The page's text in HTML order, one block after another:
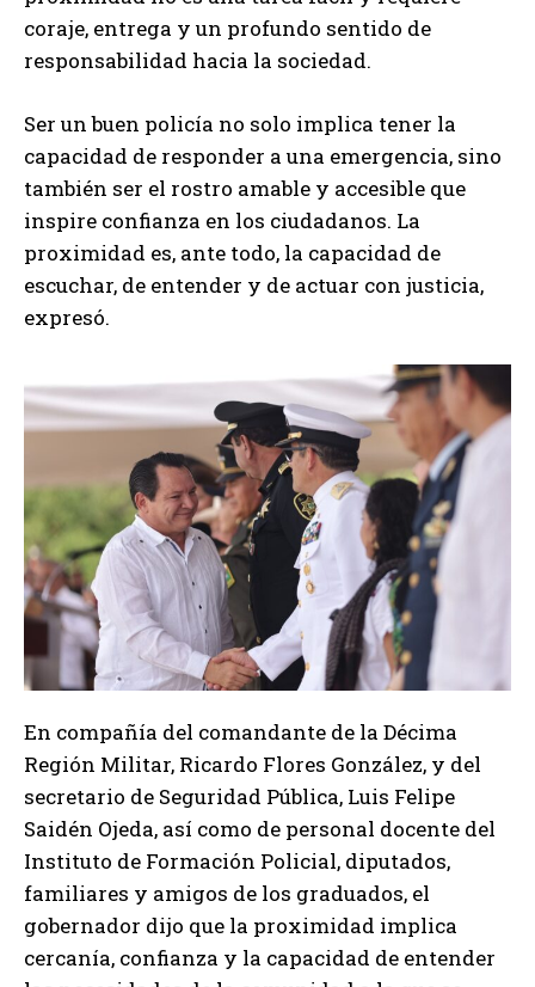
coraje, entrega y un profundo sentido de
responsabilidad hacia la sociedad.
Ser un buen policía no solo implica tener la
capacidad de responder a una emergencia, sino
también ser el rostro amable y accesible que
inspire confianza en los ciudadanos. La
proximidad es, ante todo, la capacidad de
escuchar, de entender y de actuar con justicia,
expresó.
En compañía del comandante de la Décima
Región Militar, Ricardo Flores González, y del
secretario de Seguridad Pública, Luis Felipe
Saidén Ojeda, así como de personal docente del
Instituto de Formación Policial, diputados,
familiares y amigos de los graduados, el
gobernador dijo que la proximidad implica
cercanía, confianza y la capacidad de entender